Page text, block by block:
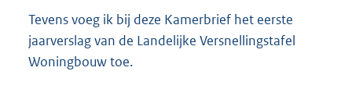
Tevens voeg ik bij deze Kamerbrief het eerste
jaarverslag van de Landelijke Versnellingstafel
Woningbouw toe.